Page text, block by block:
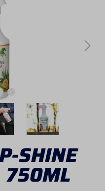
SHINE
750ML